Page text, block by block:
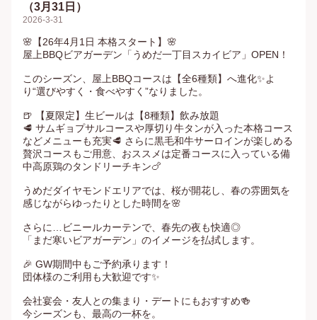
（3月31日）
2026-3-31
🌸【26年4月1日 本格スタート】🌸
屋上BBQビアガーデン「うめだ一丁目スカイビア」OPEN！
このシーズン、屋上BBQコースは【全6種類】へ進化✨よ
り“選びやすく・食べやすく”なりました。
🍺 【夏限定】生ビールは【8種類】飲み放題
🥩 サムギョプサルコースや厚切り牛タンが入った本格コース
などメニューも充実🥩 さらに黒毛和牛サーロインが楽しめる
贅沢コースもご用意、おススメは定番コースに入っている備
中高原鶏のタンドリーチキン🍗
うめだダイヤモンドエリアでは、桜が開花し、春の雰囲気を
感じながらゆったりとした時間を🌸
さらに…ビニールカーテンで、春先の夜も快適◎
「まだ寒いビアガーデン」のイメージを払拭します。
🎉 GW期間中もご予約承ります！
団体様のご利用も大歓迎です✨
会社宴会・友人との集まり・デートにもおすすめ🍻
今シーズンも、最高の一杯を。